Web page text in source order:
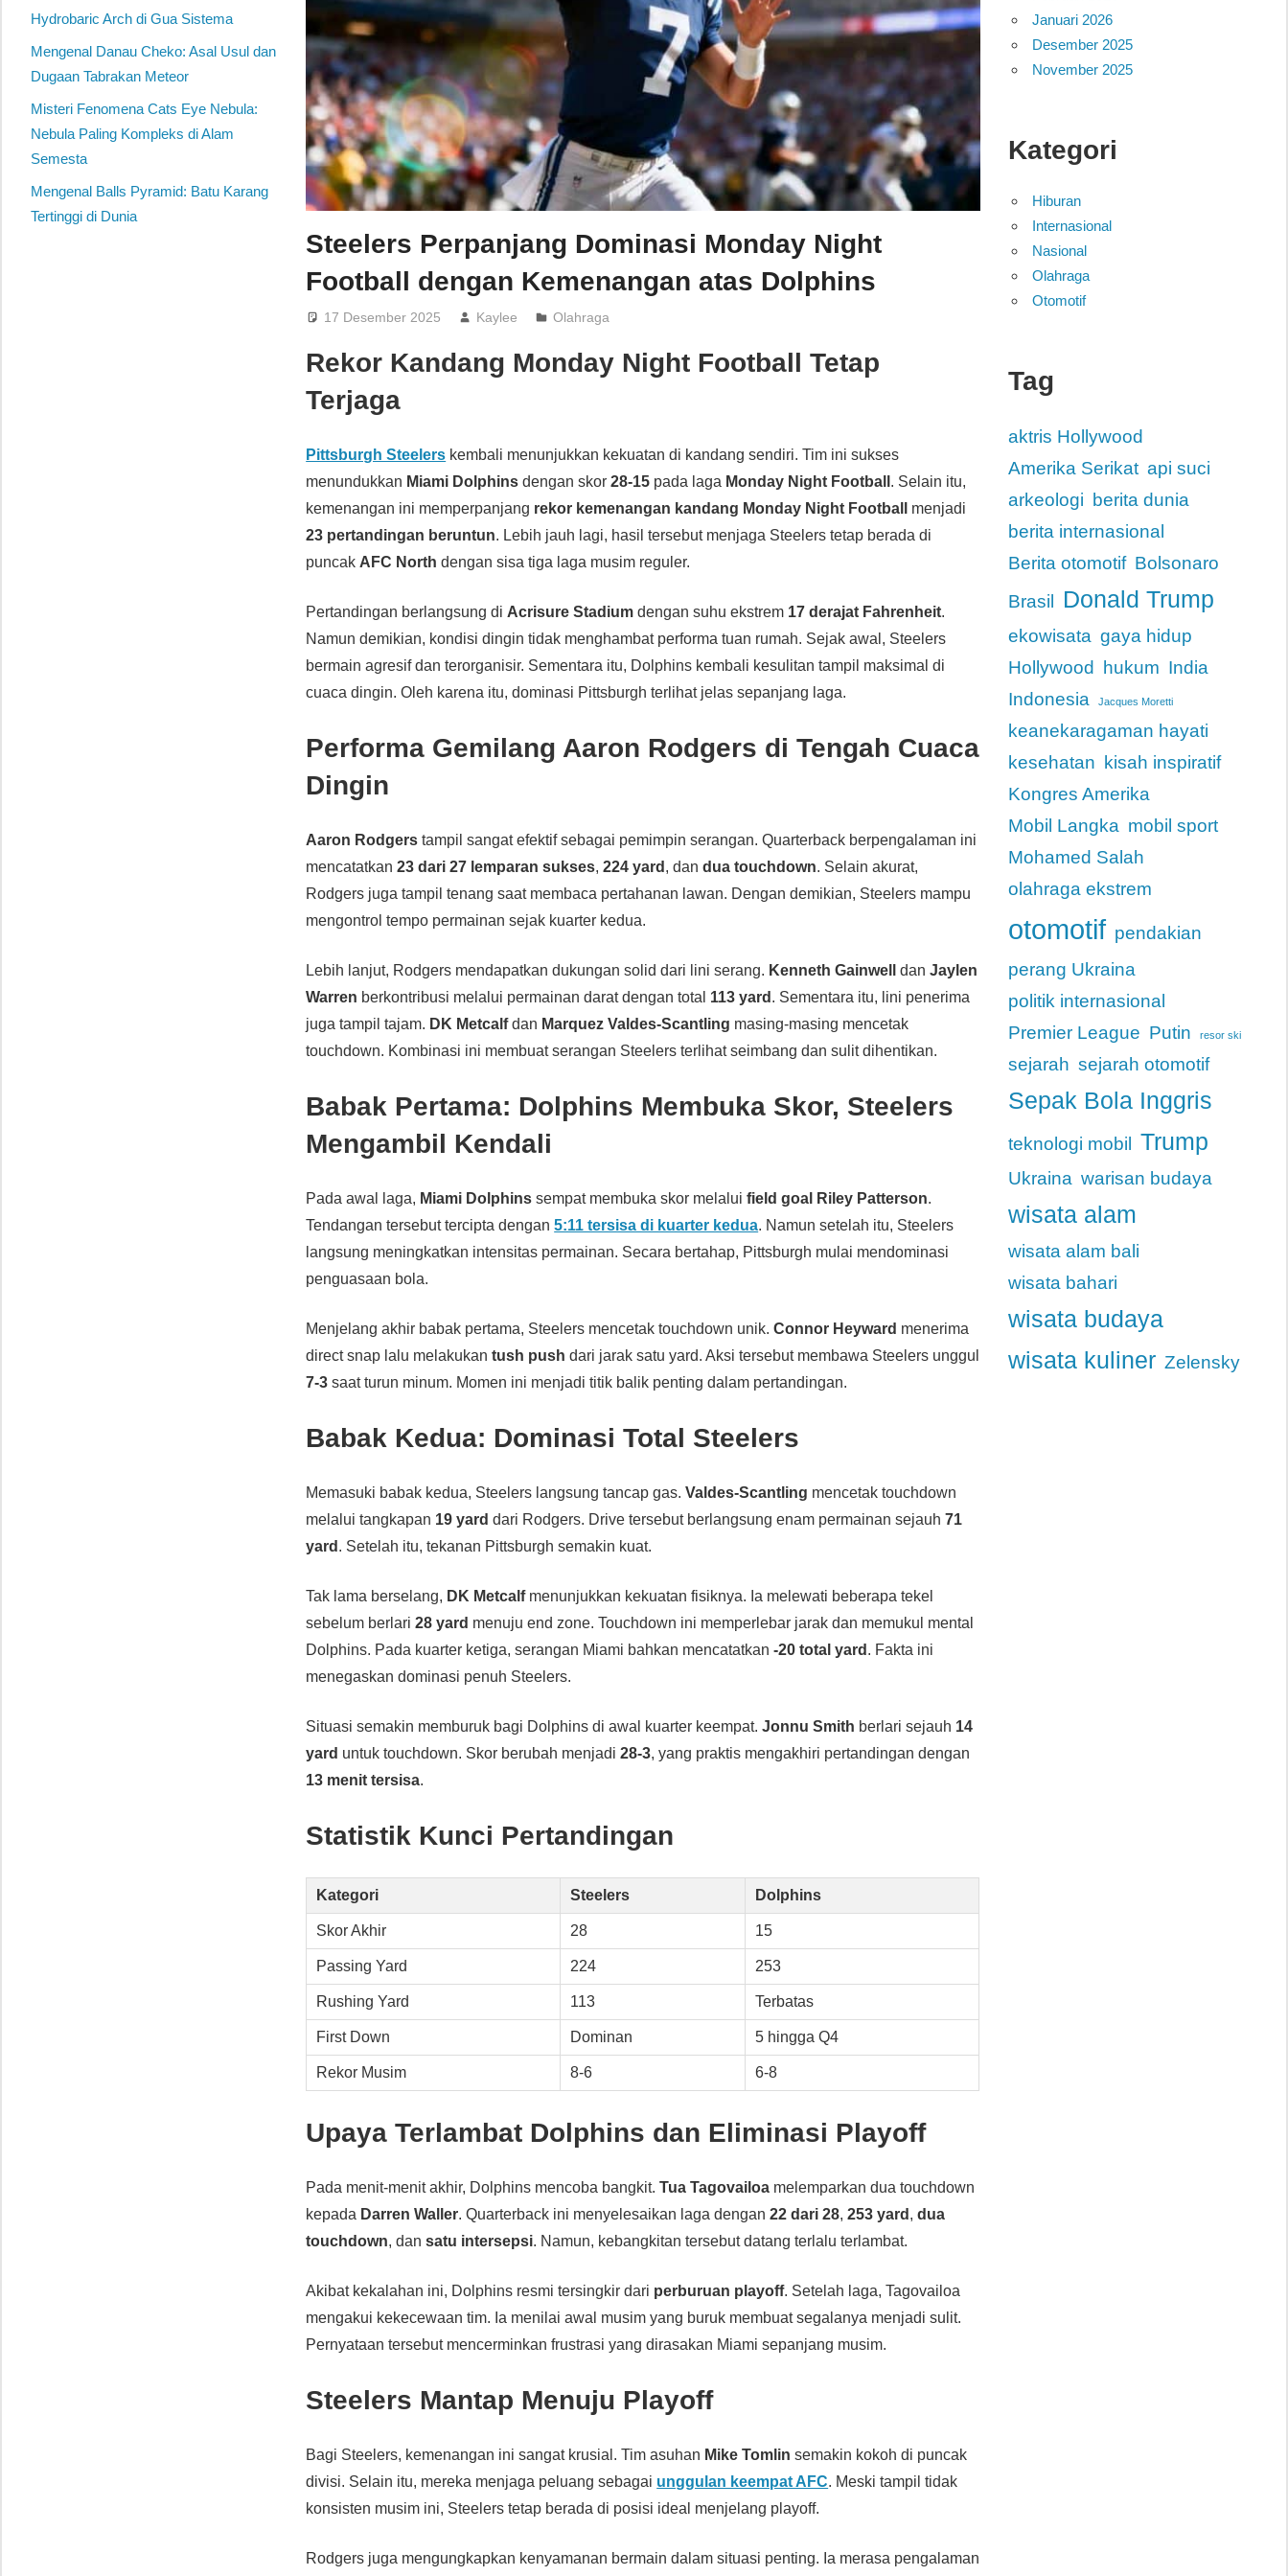
Steelers Perpanjang Dominasi Monday Night
Football dengan Kemenangan atas Dolphins
17 Desember 2025 Kaylee Olahraga
Rekor Kandang Monday Night Football Tetap
Terjaga
Pittsburgh Steelers kembali menunjukkan kekuatan di kandang sendiri. Tim ini sukses
menundukkan Miami Dolphins dengan skor28-15 pada laga Monday Night Football . Selain itu,
kemenangan ini memperpanjang rekor kemenangan kandang Monday Night Football
menjadi
23 pertandingan beruntun. Lebih jauh lagi, hasil tersebut menjaga Steelers tetap berada di
puncak AFC North dengan sisa tiga laga musim reguler.
Pertandingan berlangsung di Acrisure Stadium dengan suhu ekstrem 17 derajat Fahrenheit.
Namun demikian, kondisi dingin tidak menghambat performa tuan rumah. Sejak awal, Steelers
bermain agresif dan terorganisir. Sementara itu, Dolphins kembali kesulitan tampil maksimal di
cuaca dingin. Oleh karena itu, dominasi Pittsburgh terlihat jelas sepanjang laga.
Performa Gemilang Aaron Rodgers di Tengah Cuaca
Dingin
Aaron Rodgers tampil sangat efektif sebagai pemimpin serangan. Quarterback berpengalaman ini
mencatatkan23 dari 27 lemparan sukses,224 yard , dandua touchdown. Selain akurat,
Rodgers juga tampil tenang saat membaca pertahanan lawan. Dengan demikian, Steelers mampu
mengontrol tempo permainan sejak kuarter kedua.
Lebih lanjut, Rodgers mendapatkan dukungan solid dari lini serang. Kenneth Gainwell danJaylen
Warren berkontribusi melalui permainan darat dengan total 113 yard . Sementara itu, lini penerima
juga tampil tajam. DK Metcalfdan Marquez Valdes-Scantling masing-masing mencetak
touchdown. Kombinasi ini membuat serangan Steelers terlihat seimbang dan sulit dihentikan.
Babak Pertama: Dolphins Membuka Skor, Steelers
Mengambil Kendali
Pada awal laga, Miami Dolphins sempat membuka skor melaluifield goal Riley Patterson.
Tendangan tersebut tercipta dengan5:11 tersisa di kuarter kedua. Namun setelah itu, Steelers
langsung meningkatkan intensitas permainan. Secara bertahap, Pittsburgh mulai mendominasi
penguasaan bola.
Menjelang akhir babak pertama, Steelers mencetak touchdown unik.Connor Heyward menerima
direct snap lalu melakukantush push dari jarak satu yard. Aksi tersebut membawa Steelers unggul
7-3 saat turun minum. Momen ini menjadi titik balik penting dalam pertandingan.
Babak Kedua: Dominasi Total Steelers
Memasuki babak kedua, Steelers langsung tancap gas.Valdes-Scantling mencetak touchdown
melalui tangkapan 19 yard dari Rodgers. Drive tersebut berlangsung enam permainan sejauh71
yard . Setelah itu, tekanan Pittsburgh semakin kuat.
Tak lama berselang, DK Metcalfmenunjukkan kekuatan fisiknya. Ia melewati beberapa tekel
sebelum berlari28 yard menuju end zone. Touchdown ini memperlebar jarak dan memukul mental
Dolphins. Pada kuarter ketiga, serangan Miami bahkan mencatatkan-20 total yard . Fakta ini
menegaskan dominasi penuh Steelers.
Situasi semakin memburuk bagi Dolphins di awal kuarter keempat.Jonnu Smith berlari sejauh 14
yard untuk touchdown. Skor berubah menjadi28-3, yang praktis mengakhiri pertandingan dengan
13 menit tersisa.
Statistik Kunci Pertandingan
Kategori Steelers Dolphins
Skor Akhir 28 15
Passing Yard 224 253
Rushing Yard 113 Terbatas
First Down Dominan 5 hingga Q4
Rekor Musim 8-6 6-8
Upaya Terlambat Dolphins dan Eliminasi Playoff
Pada menit-menit akhir, Dolphins mencoba bangkit.Tua Tagovailoa melemparkan dua touchdown
kepada Darren Waller. Quarterback ini menyelesaikan laga dengan22 dari 28,253 yard ,dua
touchdown, dansatu intersepsi. Namun, kebangkitan tersebut datang terlalu terlambat.
Akibat kekalahan ini, Dolphins resmi tersingkir dari perburuan playoff. Setelah laga, Tagovailoa
mengakui kekecewaan tim. Ia menilai awal musim yang buruk membuat segalanya menjadi sulit.
Pernyataan tersebut mencerminkan frustrasi yang dirasakan Miami sepanjang musim.
Steelers Mantap Menuju Playoff
Bagi Steelers, kemenangan ini sangat krusial. Tim asuhan Mike Tomlin semakin kokoh di puncak
divisi. Selain itu, mereka menjaga peluang sebagai unggulan keempat AFC. Meski tampil tidak
konsisten musim ini, Steelers tetap berada di posisi ideal menjelang playoff.
Rodgers juga mengungkapkan kenyamanan bermain dalam situasi penting. Ia merasa pengalaman
Hydrobaric Arch di Gua Sistema
Mengenal Danau Cheko: Asal Usul dan
Dugaan Tabrakan Meteor
Misteri Fenomena Cats Eye Nebula:
Nebula Paling Kompleks di Alam
Semesta
Mengenal Balls Pyramid: Batu Karang
Tertinggi di Dunia
Januari 2026
Desember 2025
November 2025
Kategori
Hiburan
Internasional
Nasional
Olahraga
Otomotif
Tag
aktris Hollywood
Amerika Serikat api suci
arkeologi berita dunia
berita internasional
Berita otomotif Bolsonaro
Brasil
Donald Trump
ekowisata gaya hidup
Hollywood
hukum India
Indonesia
Jacques Moretti
keanekaragaman hayati
kesehatan
kisah inspiratif
Kongres Amerika
Mobil Langka mobil sport
Mohamed Salah
olahraga ekstrem
otomotif pendakian
perang Ukraina
politik internasional
Premier League Putin resor ski
sejarah sejarah otomotif
Sepak Bola Inggris
teknologi mobil Trump
Ukraina warisan budaya
wisata alam
wisata alam bali
wisata bahari
wisata budaya
wisata kuliner Zelensky